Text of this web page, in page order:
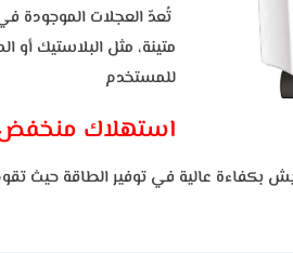
تُعدّ العجلات الموجودة
متينة، مثل البلاستيك
للمستخدم
استهلاك منخفض
بكفاءة عالية في توفير الطاقة حيث